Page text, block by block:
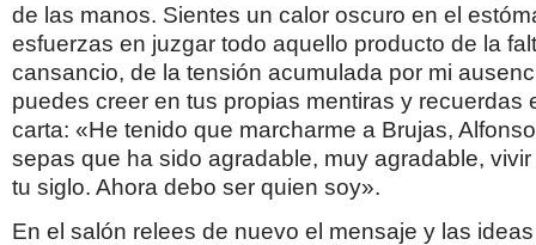
de las manos. Sientes un calor oscuro en el
esfuerzas en juzgar todo aquello producto de la
cansancio, de la tensión acumulada por mi
puedes creer en tus propias mentiras y recuerdas
carta: «He tenido que marcharme a Brujas,
sepas que ha sido agradable, muy agradable,
tu siglo. Ahora debo ser quien soy».
En el salón relees de nuevo el mensaje y las